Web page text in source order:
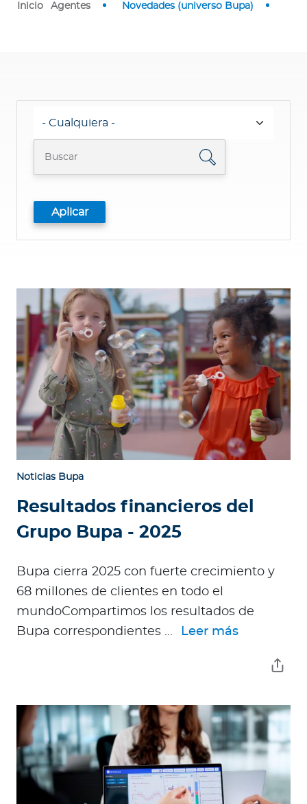
Inicio Agentes Novedades (universo Bupa)
Noticias Bupa
Resultados financieros del
Grupo Bupa - 2025
Bupa cierra 2025 con fuerte crecimiento y
68 millones de clientes en todo el
mundoCompartimos los resultados de
Bupa correspondientes ...
Leer más